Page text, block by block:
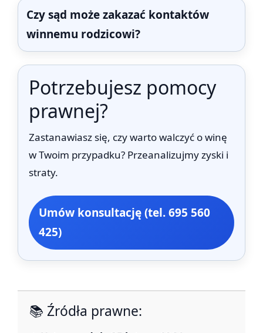
Czy sąd może zakazać kontaktów
winnemu rodzicowi?
Potrzebujesz pomocy
prawnej?
Zastanawiasz się, czy warto walczyć o winę
w Twoim przypadku? Przeanalizujmy zyski i
straty.
Umów konsultację (tel. 695 560
425)
📚 Źródła prawne: